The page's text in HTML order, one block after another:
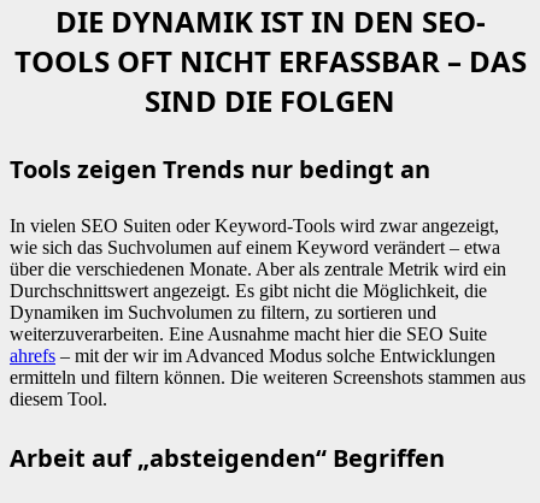
DIE DYNAMIK IST IN DEN SEO-
TOOLS OFT NICHT ERFASSBAR – DAS
SIND DIE FOLGEN
Tools zeigen Trends nur bedingt an
In vielen SEO Suiten oder Keyword-Tools wird zwar angezeigt,
wie sich das Suchvolumen auf einem Keyword verändert – etwa
über die verschiedenen Monate. Aber als zentrale Metrik wird ein
Durchschnittswert angezeigt. Es gibt nicht die Möglichkeit, die
Dynamiken im Suchvolumen zu filtern, zu sortieren und
weiterzuverarbeiten. Eine Ausnahme macht hier die SEO Suite
ahrefs – mit der wir im Advanced Modus solche Entwicklungen
ermitteln und filtern können. Die weiteren Screenshots stammen aus
diesem Tool.
Arbeit auf „absteigenden“ Begriffen